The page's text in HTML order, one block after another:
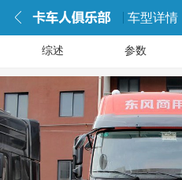
车型详情
综述 参数